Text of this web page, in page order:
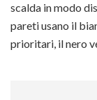
scalda in modo
pareti usano il
prioritari, il nero